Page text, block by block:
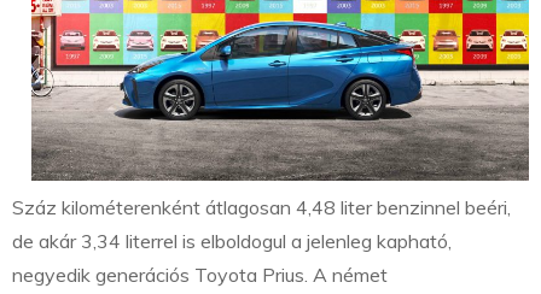
Száz kilométerenként átlagosan 4,48 liter benzinnel beéri,
de akár 3,34 literrel is elboldogul a jelenleg kapható,
negyedik generációs Toyota Prius. A német